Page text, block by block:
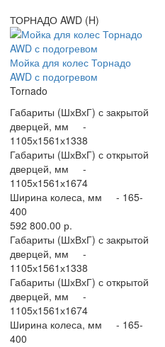
ТОРНАДО AWD (H)
Мойка для колес Торнадо
AWD с подогревом
Tornado
Габариты (ШхВхГ) с закрытой
дверцей, мм -
1105х1561х1338
Габариты (ШхВхГ) с открытой
дверцей, мм -
1105х1561х1674
Ширина колеса, мм - 165-
400
592 800.00 р.
Габариты (ШхВхГ) с закрытой
дверцей, мм -
1105х1561х1338
Габариты (ШхВхГ) с открытой
дверцей, мм -
1105х1561х1674
Ширина колеса, мм - 165-
400